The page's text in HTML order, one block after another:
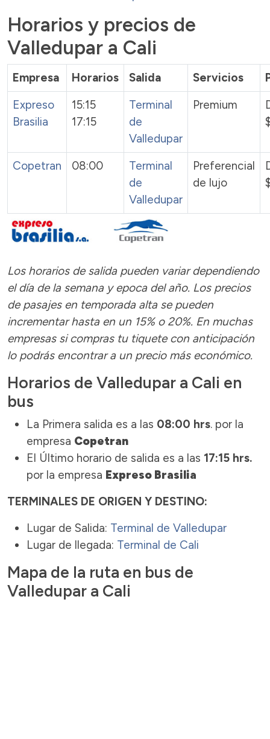
Horarios y precios de
Valledupar a Cali
Empresa Horarios Salida Servicios
Expreso
Brasilia
15:15
17:15
Terminal
de
Valledupar
Premium
Copetran 08:00
Terminal
de
Valledupar
Preferencial
de lujo
Los horarios de salida pueden variar dependiendo
el día de la semana y epoca del año. Los precios
de pasajes en temporada alta se pueden
incrementar hasta en un 15% o 20%. En muchas
empresas si compras tu tiquete con anticipación
lo podrás encontrar a un precio más económico.
Horarios de Valledupar a Cali en
bus
La Primera salida es a las 08:00 hrs. por la
empresa Copetran
El Último horario de salida es a las 17:15 hrs.
por la empresa Expreso Brasilia
TERMINALES DE ORIGEN Y DESTINO:
Lugar de Salida: Terminal de Valledupar
Lugar de llegada: Terminal de Cali
Mapa de la ruta en bus de
Valledupar a Cali